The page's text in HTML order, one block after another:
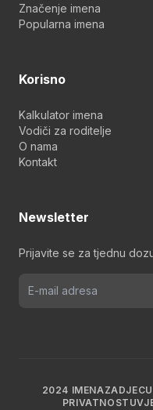
Značenje imena
Popularna imena
Korisno
Kalkulator imena
Vodiči za roditelje
O nama
Kontakt
Newsletter
Prijavite se za tjednu
2024
PRIVATNOST